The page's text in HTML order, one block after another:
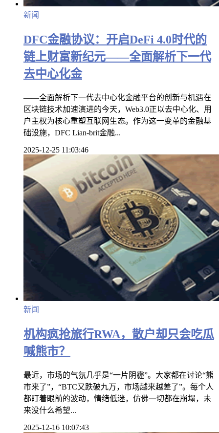
新闻
DFC金融协议：开启DeFi 4.0时代的
链上财富新纪元——全面解析下一代
去中心化金
——全面解析下一代去中心化金融平台的创新与机遇在
区块链技术加速演进的今天，Web3.0正以去中心化、用
户主权为核心重塑互联网生态。作为这一变革的金融基
础设施，DFC Lian-brit金融...
2025-12-25 11:03:46
新闻
机构疯抢旅行RWA，散户却只会吃瓜
喊熊市？
最近，市场的气氛几乎是“一片阴霾”。大家都在讨论“熊
市来了”，“BTC又跌破九万，市场越来越差了”。每个人
都盯着眼前的波动，情绪低迷，仿佛一切都在崩塌，未
来没什么希望...
2025-12-16 10:07:43